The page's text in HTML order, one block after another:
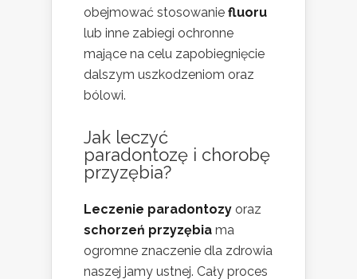
obejmować stosowanie fluoru
lub inne zabiegi ochronne
mające na celu zapobiegnięcie
dalszym uszkodzeniom oraz
bólowi.
Jak leczyć
paradontozę i chorobę
przyzębia?
Leczenie paradontozy oraz
schorzeń przyzębia ma
ogromne znaczenie dla zdrowia
naszej jamy ustnej. Cały proces